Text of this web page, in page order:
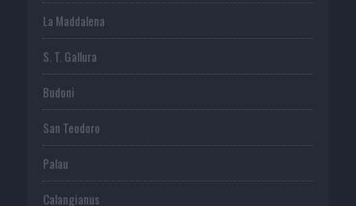
La Maddalena
S. T. Gallura
Budoni
San Teodoro
Palau
Calangianus